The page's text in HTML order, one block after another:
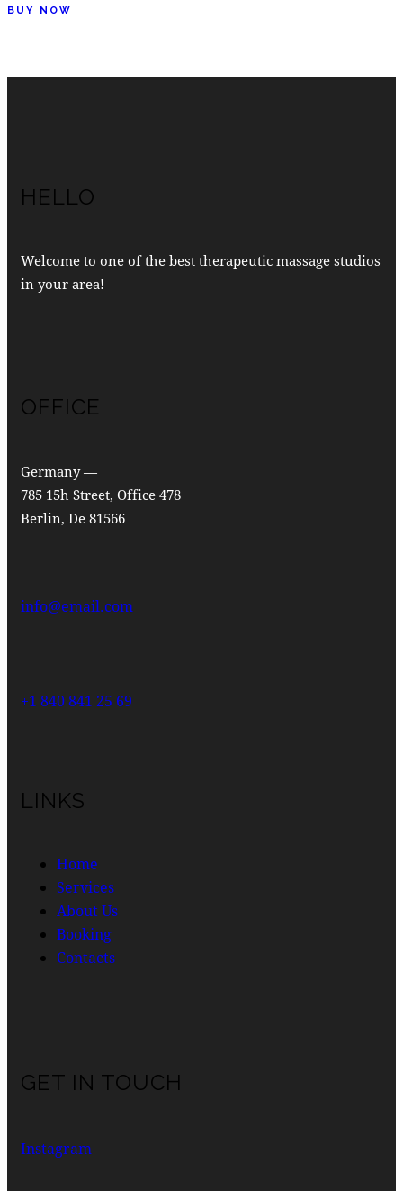
BUY NOW
HELLO
Welcome to one of the best therapeutic massage studios
in your area!
OFFICE
Germany —
785 15h Street, Office 478
Berlin, De 81566
info@email.com
+1 840 841 25 69
LINKS
Home
Services
About Us
Booking
Contacts
GET IN TOUCH
Instagram